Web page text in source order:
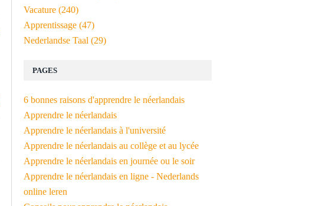
PAGES
6 bonnes raisons d'apprendre le néerlandais
Apprendre le néerlandais
Apprendre le néerlandais à l'université
Apprendre le néerlandais au collège et au lycée
Apprendre le néerlandais en journée ou le soir
Apprendre le néerlandais en ligne - Nederlands
online leren
Vacature (240)
Apprentissage (47)
Nederlandse Taal (29)